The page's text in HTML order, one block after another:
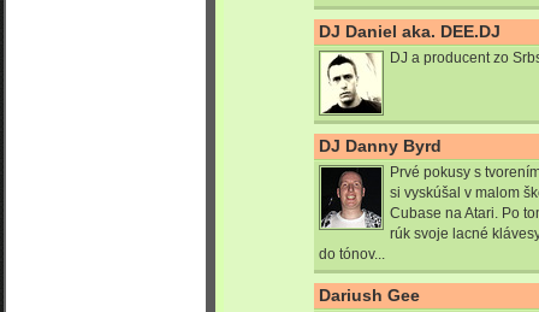
DJ Daniel aka. DEE.DJ
DJ a producent zo
DJ Danny Byrd
Prvé pokusy s
si vyskúšal v malom
Cubase na Atari. Po
rúk svoje lacné
do tónov...
Dariush Gee